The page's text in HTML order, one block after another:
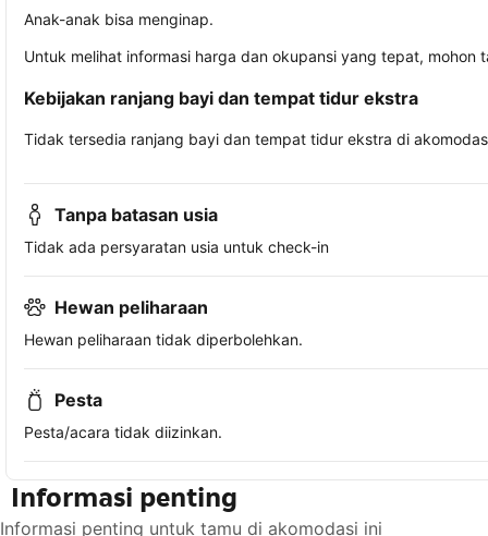
Anak-anak bisa menginap.
Untuk melihat informasi harga dan okupansi yang tepat,
Kebijakan ranjang bayi dan tempat tidur ekstra
Tidak tersedia ranjang bayi dan tempat tidur ekstra di
Tanpa batasan usia
Tidak ada persyaratan usia untuk check-in
Hewan peliharaan
Hewan peliharaan tidak diperbolehkan.
Pesta
Pesta/acara tidak diizinkan.
Informasi penting
Informasi penting untuk tamu di akomodasi ini